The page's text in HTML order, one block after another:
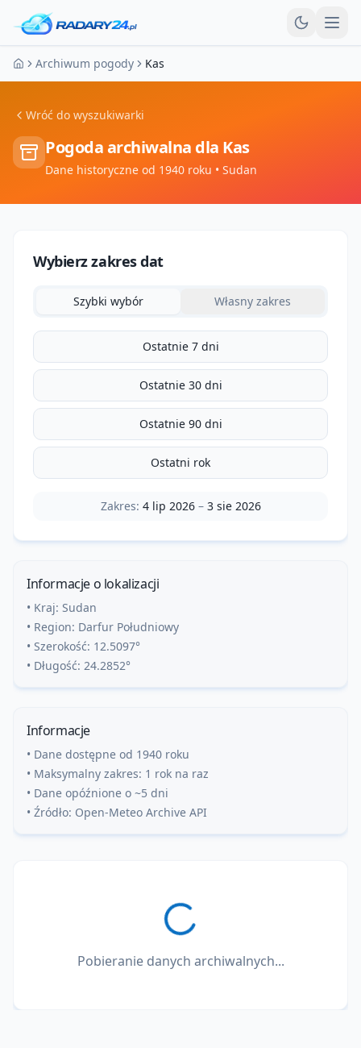
Strona główna
Archiwum pogody Kas
Wróć do wyszukiwarki
Pogoda archiwalna dla Kas
Dane historyczne od 1940 roku • Sudan
Wybierz zakres dat
Szybki wybór Własny zakres
Ostatnie 7 dni
Ostatnie 30 dni
Ostatnie 90 dni
Ostatni rok
Zakres: 4 lip 2026– 3 sie 2026
Informacje o lokalizacji
• Kraj: Sudan
• Region: Darfur Południowy
• Szerokość: 12.5097°
• Długość: 24.2852°
Informacje
• Dane dostępne od 1940 roku
• Maksymalny zakres: 1 rok na raz
• Dane opóźnione o ~5 dni
• Źródło: Open-Meteo Archive API
Pobieranie danych archiwalnych...